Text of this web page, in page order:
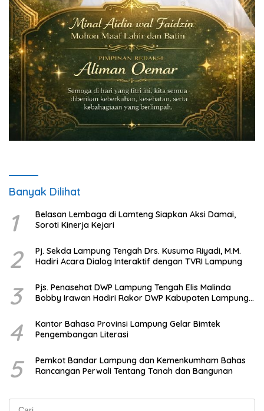
Banyak Dilihat
1
Belasan Lembaga di Lamteng Siapkan Aksi Damai,
Soroti Kinerja Kejari
2
Pj. Sekda Lampung Tengah Drs. Kusuma Riyadi, M.M.
Hadiri Acara Dialog Interaktif dengan TVRI Lampung
3
Pjs. Penasehat DWP Lampung Tengah Elis Malinda
Bobby Irawan Hadiri Rakor DWP Kabupaten Lampung
4
Kantor Bahasa Provinsi Lampung Gelar Bimtek
Pengembangan Literasi
5
Pemkot Bandar Lampung dan Kemenkumham Bahas
Rancangan Perwali Tentang Tanah dan Bangunan
Cari